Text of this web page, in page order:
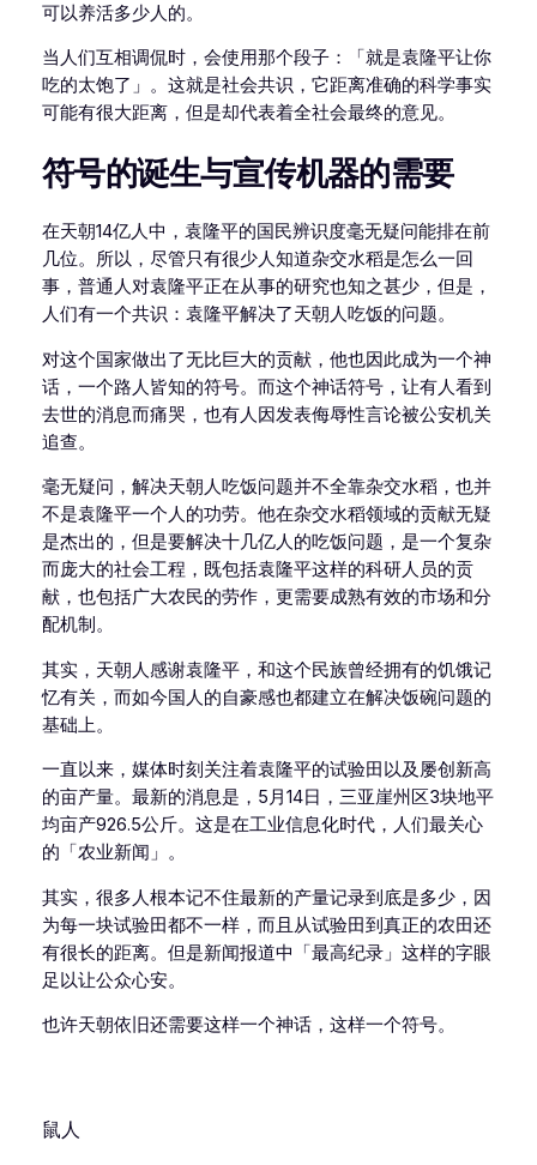
可以养活多少人的。
当人们互相调侃时，会使用那个段子：「就是袁隆平让你
吃的太饱了」。这就是社会共识，它距离准确的科学事实
可能有很大距离，但是却代表着全社会最终的意见。
符号的诞生与宣传机器的需要
在天朝14亿人中，袁隆平的国民辨识度毫无疑问能排在前
几位。所以，尽管只有很少人知道杂交水稻是怎么一回
事，普通人对袁隆平正在从事的研究也知之甚少，但是，
人们有一个共识：袁隆平解决了天朝人吃饭的问题。
对这个国家做出了无比巨大的贡献，他也因此成为一个神
话，一个路人皆知的符号。而这个神话符号，让有人看到
去世的消息而痛哭，也有人因发表侮辱性言论被公安机关
追查。
毫无疑问，解决天朝人吃饭问题并不全靠杂交水稻，也并
不是袁隆平一个人的功劳。他在杂交水稻领域的贡献无疑
是杰出的，但是要解决十几亿人的吃饭问题，是一个复杂
而庞大的社会工程，既包括袁隆平这样的科研人员的贡
献，也包括广大农民的劳作，更需要成熟有效的市场和分
配机制。
其实，天朝人感谢袁隆平，和这个民族曾经拥有的饥饿记
忆有关，而如今国人的自豪感也都建立在解决饭碗问题的
基础上。
一直以来，媒体时刻关注着袁隆平的试验田以及屡创新高
的亩产量。最新的消息是，5月14日，三亚崖州区3块地平
均亩产926.5公斤。这是在工业信息化时代，人们最关心
的「农业新闻」。
其实，很多人根本记不住最新的产量记录到底是多少，因
为每一块试验田都不一样，而且从试验田到真正的农田还
有很长的距离。但是新闻报道中「最高纪录」这样的字眼
足以让公众心安。
也许天朝依旧还需要这样一个神话，这样一个符号。
鼠人